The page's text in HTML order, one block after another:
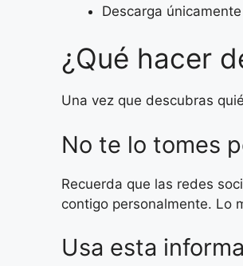
Descarga
¿Qué hacer
Una vez que descubras
No te lo tomes
Recuerda que las redes
contigo personalmente. Lo
Usa esta